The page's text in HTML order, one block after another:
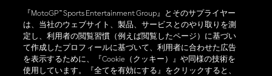
購入ポリシー
オフィシャルアプリ
『MotoGP™ Sports Entertainment Group』とそのサプライヤー
は、当社のウェブサイト、製品、サービスとのやり取りを測
定し、利用者の閲覧習慣（例えば閲覧したページ）に基づい
て作成したプロフィールに基づいて、利用者に合わせた広告
を表示するために、『Cookie（クッキー）』や同様の技術を
使用しています。『全てを有効にする』をクリックすると、